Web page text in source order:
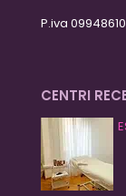
P.iva
CENTRI